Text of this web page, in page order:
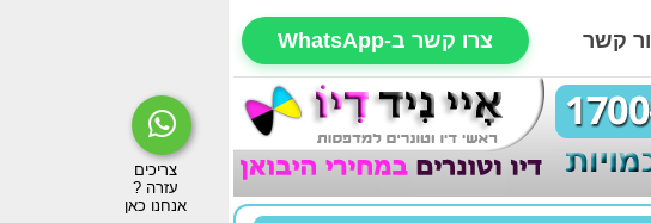
קשר צרו קשר ב-WhatsApp